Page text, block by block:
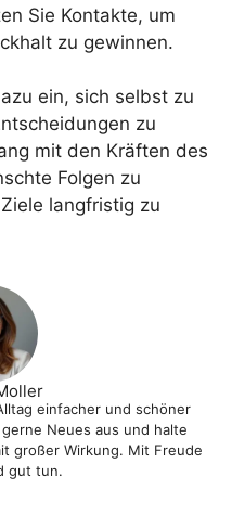
Sie Kontakte, um
zu gewinnen.
ein, sich selbst zu
zu
mit den Kräften des
Folgen zu
langfristig zu
einfacher und schöner
Neues aus und halte
großer Wirkung. Mit Freude
gut tun.